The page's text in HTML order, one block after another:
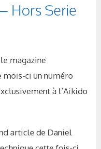
Hors Serie
magazine
mois-ci un numéro
à l’Aikido
article de Daniel